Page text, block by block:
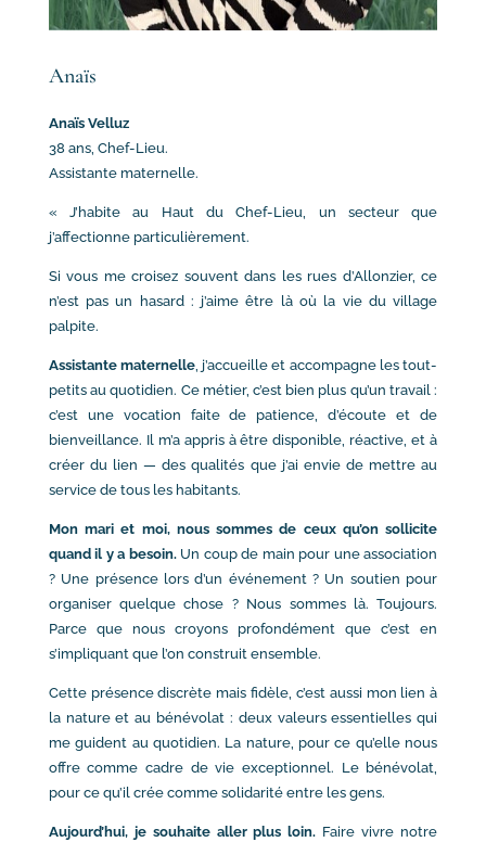
Anaïs
Anaïs Velluz
38 ans, Chef-Lieu.
Assistante maternelle.
« J’habite au Haut du Chef-Lieu, un secteur que
j’affectionne particulièrement.
Si vous me croisez souvent dans les rues d’Allonzier, ce
n’est pas un hasard : j’aime être là où la vie du village
palpite.
Assistante maternelle, j’accueille et accompagne les tout-
petits au quotidien. Ce métier, c’est bien plus qu’un travail :
c’est une vocation faite de patience, d’écoute et de
bienveillance. Il m’a appris à être disponible, réactive, et à
créer du lien — des qualités que j’ai envie de mettre au
service de tous les habitants.
Mon mari et moi, nous sommes de ceux qu’on sollicite
quand il y a besoin.Un coup de main pour une association
? Une présence lors d’un événement ? Un soutien pour
organiser quelque chose ? Nous sommes là. Toujours.
Parce que nous croyons profondément que c’est en
s’impliquant que l’on construit ensemble.
Cette présence discrète mais fidèle, c’est aussi mon lien à
la nature et au bénévolat : deux valeurs essentielles qui
me guident au quotidien. La nature, pour ce qu’elle nous
offre comme cadre de vie exceptionnel. Le bénévolat,
pour ce qu’il crée comme solidarité entre les gens.
Aujourd’hui, je souhaite aller plus loin. Faire vivre notre